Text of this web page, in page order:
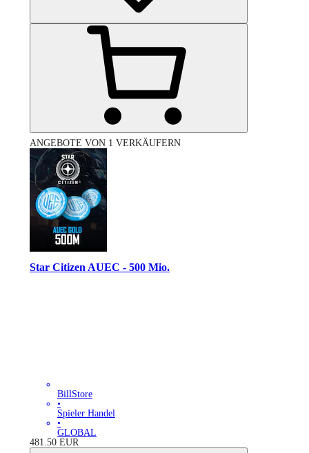
ANGEBOTE VON 1 VERKÄUFERN
Star Citizen AUEC - 500 Mio.
BillStore
•
Spieler Handel
•
GLOBAL
481.50 EUR